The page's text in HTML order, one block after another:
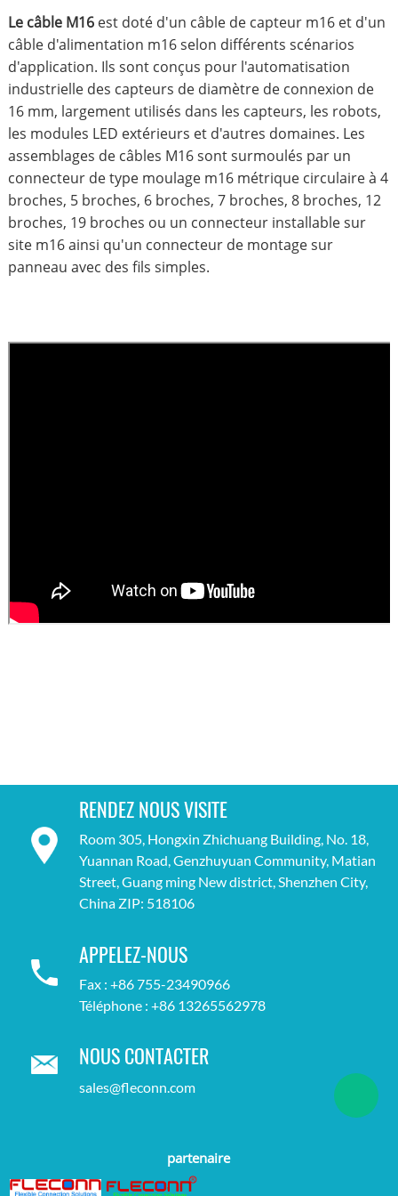
Le câble M16est doté d'un câble de capteur m16 et d'un
câble d'alimentation m16 selon différents scénarios
d'application. Ils sont conçus pour l'automatisation
industrielle des capteurs de diamètre de connexion de
16 mm, largement utilisés dans les capteurs, les robots,
les modules LED extérieurs et d'autres domaines. Les
assemblages de câbles M16 sont surmoulés par un
connecteur de type moulage m16 métrique circulaire à 4
broches, 5 broches, 6 broches, 7 broches, 8 broches, 12
broches, 19 broches ou un connecteur installable sur
site m16 ainsi qu'un connecteur de montage sur
panneau avec des fils simples.
RENDEZ NOUS VISITE
Room 305, Hongxin Zhichuang Building, No. 18,
Yuannan Road, Genzhuyuan Community, Matian
Street, Guang ming New district, Shenzhen City,
China ZIP: 518106
APPELEZ-NOUS
Fax : +86 755-23490966
Téléphone : +86 13265562978
NOUS CONTACTER
sales@fleconn.com
partenaire